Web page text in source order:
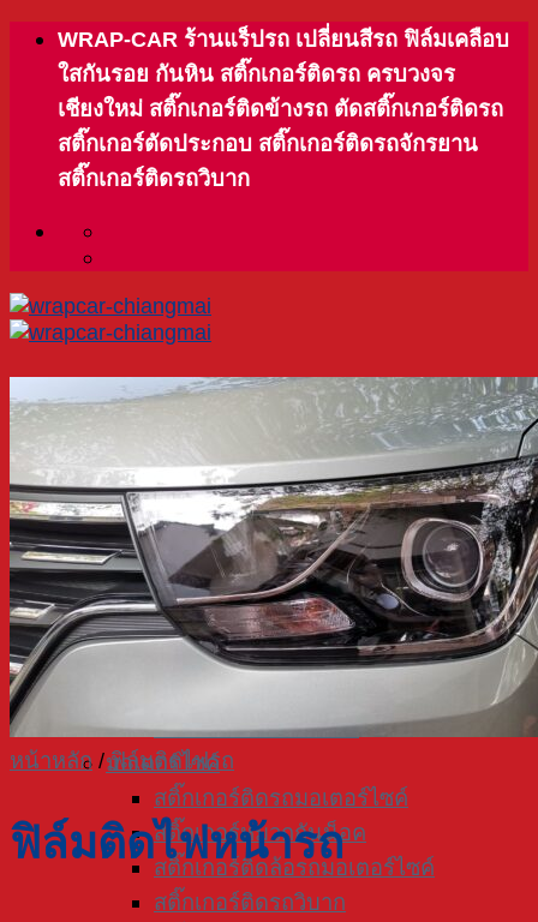
Skip
content
WRAP-CAR ร้านแร็ปรถ เปลี่ยนสีรถ ฟิล์มเคลือบ
ใสกันรอย กันหิน สติ๊กเกอร์ติดรถ ครบวงจร
เชียงใหม่ สติ๊กเกอร์ติดข้างรถ ตัดสติ๊กเกอร์ติดรถ
สติ๊กเกอร์ตัดประกอบ สติ๊กเกอร์ติดรถจักรยาน
สติ๊กเกอร์ติดรถวิบาก
Menu
หน้าแรก
เกี่ยวกับเรา
บริการของเรา
พรีเมียม
WRAP-CAR
ฟิล์มใสกันรอยรถยนต์
สติ๊กเกอร์ติดข้างรถ
สติ๊กเกอร์ติดฝากระโปรงรถ
สติ๊กเกอร์ติดหลังคารถ
มอเตอร์ไซค์
สติ๊กเกอร์ติดรถมอเตอร์ไซค์
สติ๊กเกอร์หมวกกันน็อค
สติ๊กเกอร์ติดล้อรถมอเตอร์ไซค์
สติ๊กเกอร์ติดรถวิบาก
หน้าหลัก / ฟิล์มติดไฟรถ
ฟิล์มติดไฟหน้ารถ